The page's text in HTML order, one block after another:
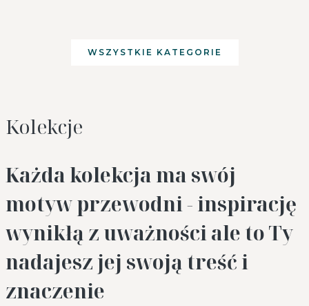
WSZYSTKIE KATEGORIE
Kolekcje
Każda kolekcja ma swój
motyw przewodni - inspirację
wynikłą z uważności ale to Ty
nadajesz jej swoją treść i
znaczenie